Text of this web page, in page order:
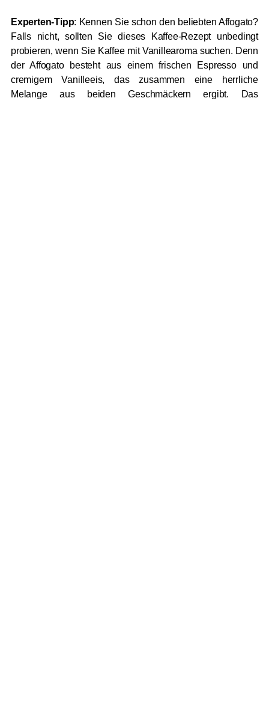
Experten-Tipp: Kennen Sie schon den beliebten Affogato?
Falls nicht, sollten Sie dieses Kaffee-Rezept unbedingt
probieren, wenn Sie Kaffee mit Vanillearoma suchen. Denn
der Affogato besteht aus einem frischen Espresso und
cremigem Vanilleeis, das zusammen eine herrliche
Melange aus beiden Geschmäckern ergibt. Das